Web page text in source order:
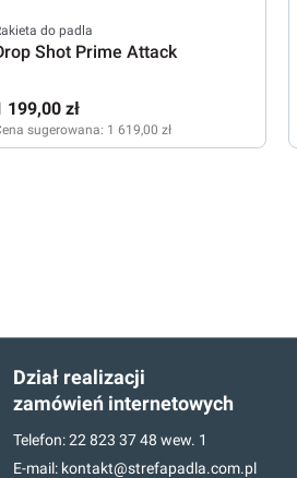
do padla
Shot Prime Attack
199,00 zł
sugerowana: 1 619,00 zł
Dział realizacji
zamówień internetowych
Telefon:22 823 37 48 wew. 1
E-mail: kontakt@strefapadla.com.pl